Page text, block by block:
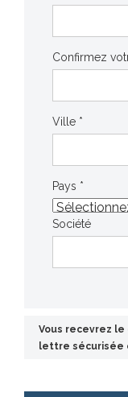
Confirmez
Ville *
Pays *
Société
Vous recevrez
lettre sécurisée